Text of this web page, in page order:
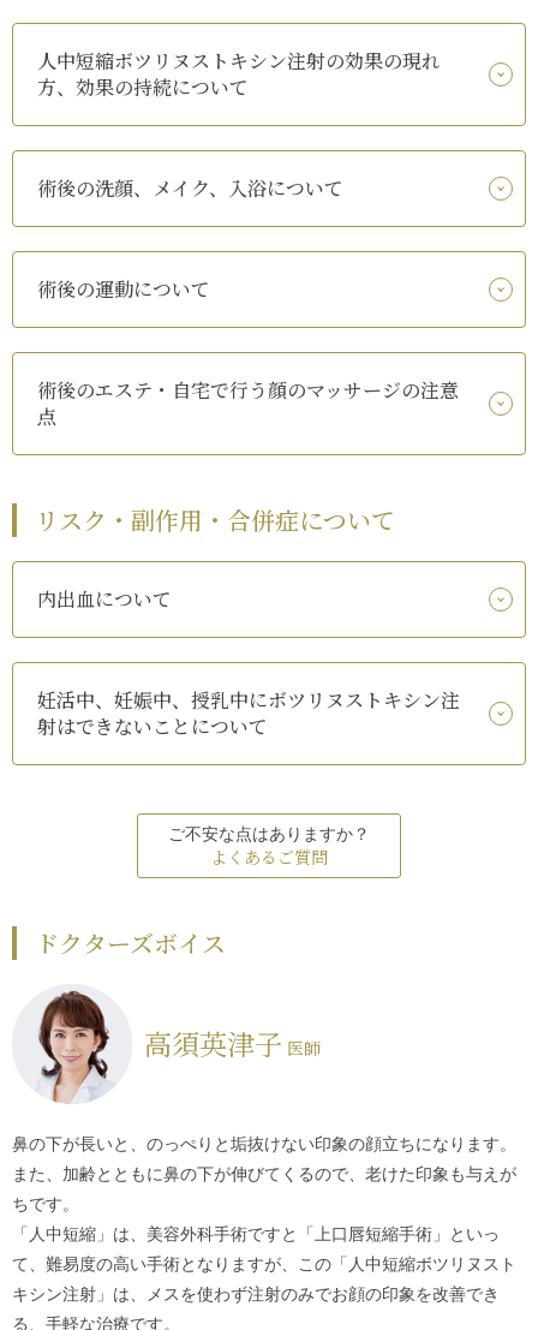
人中短縮ボツリヌストキシン注射の効果の現れ
方、効果の持続について
術後の洗顔、メイク、入浴について
術後の運動について
術後のエステ・自宅で行う顔のマッサージの注意
点
リスク・副作用・合併症について
内出血について
妊活中、妊娠中、授乳中にボツリヌストキシン注
射はできないことについて
ご不安な点はありますか？
よくあるご質問
ドクターズボイス
高須英津子 医師
鼻の下が長いと、のっぺりと垢抜けない印象の顔立ちになります。
また、加齢とともに鼻の下が伸びてくるので、老けた印象も与えが
ちです。
「人中短縮」は、美容外科手術ですと「上口唇短縮手術」といっ
て、難易度の高い手術となりますが、この「人中短縮ボツリヌスト
キシン注射」は、メスを使わず注射のみでお顔の印象を改善でき
る、手軽な治療です。